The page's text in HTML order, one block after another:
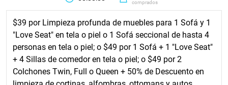
comprados
$39 por Limpieza profunda de muebles para 1 Sofá y 1
"Love Seat" en tela o piel o 1 Sofá seccional de hasta 4
personas en tela o piel; o $49 por 1 Sofá + 1 "Love Seat"
+ 4 Sillas de comedor en tela o piel; o $49 por 2
Colchones Twin, Full o Queen + 50% de Descuento en